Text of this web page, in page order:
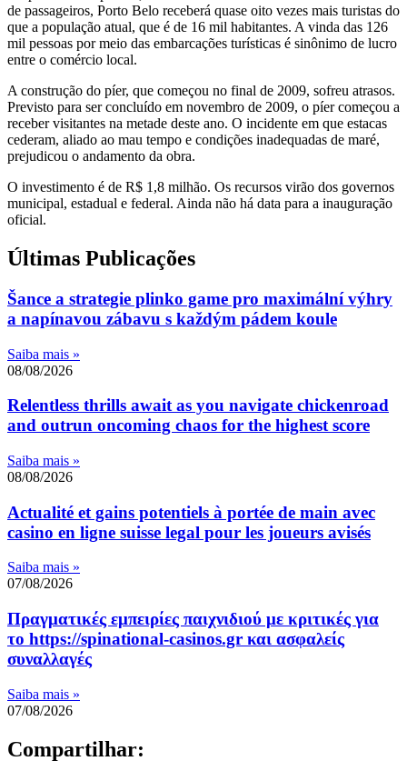
de passageiros, Porto Belo receberá quase oito vezes mais turistas do
que a população atual, que é de 16 mil habitantes. A vinda das 126
mil pessoas por meio das embarcações turísticas é sinônimo de lucro
entre o comércio local.
A construção do píer, que começou no final de 2009, sofreu atrasos.
Previsto para ser concluído em novembro de 2009, o píer começou a
receber visitantes na metade deste ano. O incidente em que estacas
cederam, aliado ao mau tempo e condições inadequadas de maré,
prejudicou o andamento da obra.
O investimento é de R$ 1,8 milhão. Os recursos virão dos governos
municipal, estadual e federal. Ainda não há data para a inauguração
oficial.
Últimas Publicações
Šance a strategie plinko game pro maximální výhry
a napínavou zábavu s každým pádem koule
Saiba mais »
08/08/2026
Relentless thrills await as you navigate chickenroad
and outrun oncoming chaos for the highest score
Saiba mais »
08/08/2026
Actualité et gains potentiels à portée de main avec
casino en ligne suisse legal pour les joueurs avisés
Saiba mais »
07/08/2026
Πραγματικές εμπειρίες παιχνιδιού με κριτικές για
το https://spinational-casinos.gr και ασφαλείς
συναλλαγές
Saiba mais »
07/08/2026
Compartilhar: